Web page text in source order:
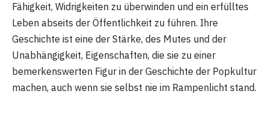
Fähigkeit, Widrigkeiten zu überwinden und ein erfülltes
Leben abseits der Öffentlichkeit zu führen. Ihre
Geschichte ist eine der Stärke, des Mutes und der
Unabhängigkeit, Eigenschaften, die sie zu einer
bemerkenswerten Figur in der Geschichte der Popkultur
machen, auch wenn sie selbst nie im Rampenlicht stand.